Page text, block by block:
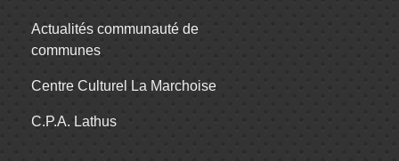
Actualités communauté de
communes
Centre Culturel La Marchoise
C.P.A. Lathus